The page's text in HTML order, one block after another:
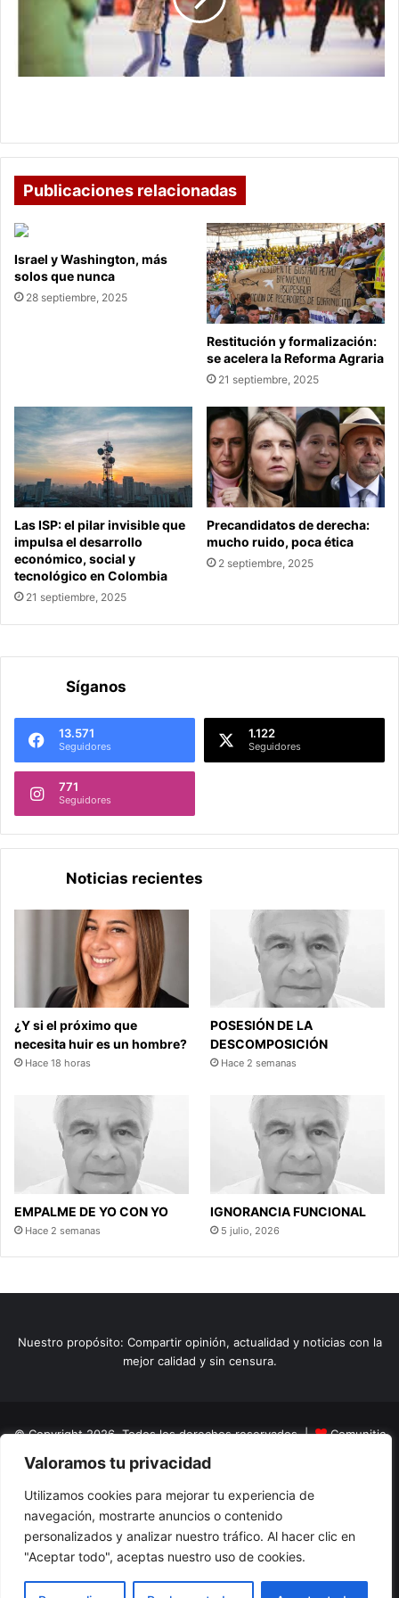
Valoramos tu privacidad
Utilizamos cookies para mejorar tu experiencia de
navegación, mostrarte anuncios o contenido
personalizados y analizar nuestro tráfico. Al hacer clic en
"Aceptar todo", aceptas nuestro uso de cookies.
Publicaciones relacionadas
Israel y Washington, más
solos que nunca
28 septiembre, 2025
Restitución y formalización:
se acelera la Reforma Agraria
21 septiembre, 2025
Las ISP: el pilar invisible que
impulsa el desarrollo
económico, social y
tecnológico en Colombia
21 septiembre, 2025
Precandidatos de derecha:
mucho ruido, poca ética
2 septiembre, 2025
Síganos
13.571
Seguidores
1.122
Seguidores
771
Seguidores
Noticias recientes
¿Y si el próximo que
necesita huir es un hombre?
Hace 18 horas
POSESIÓN DE LA
DESCOMPOSICIÓN
Hace 2 semanas
EMPALME DE YO CON YO
Hace 2 semanas
IGNORANCIA FUNCIONAL
5 julio, 2026
Nuestro propósito: Compartir opinión, actualidad y noticias con la
mejor calidad y sin censura.
© Copyright 2026, Todos los derechos reservados |
Comunitic
SAS BICNit 901228106
Home
Actualidad Variedades Opinion Turismo
El Tinteadero
Caricaturas Reportajes
FacebookYouTubeInstagram